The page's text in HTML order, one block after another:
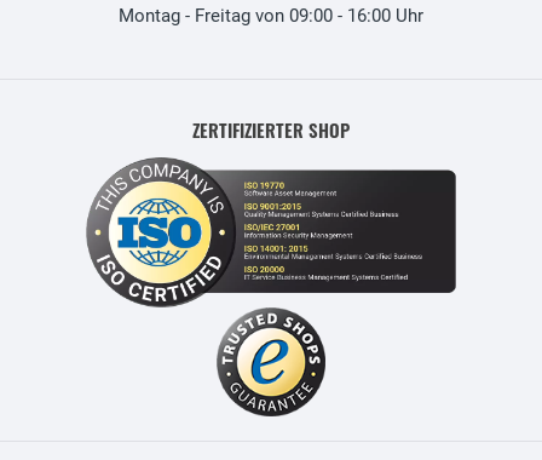
Montag - Freitag von 09:00 - 16:00 Uhr
ZERTIFIZIERTER SHOP